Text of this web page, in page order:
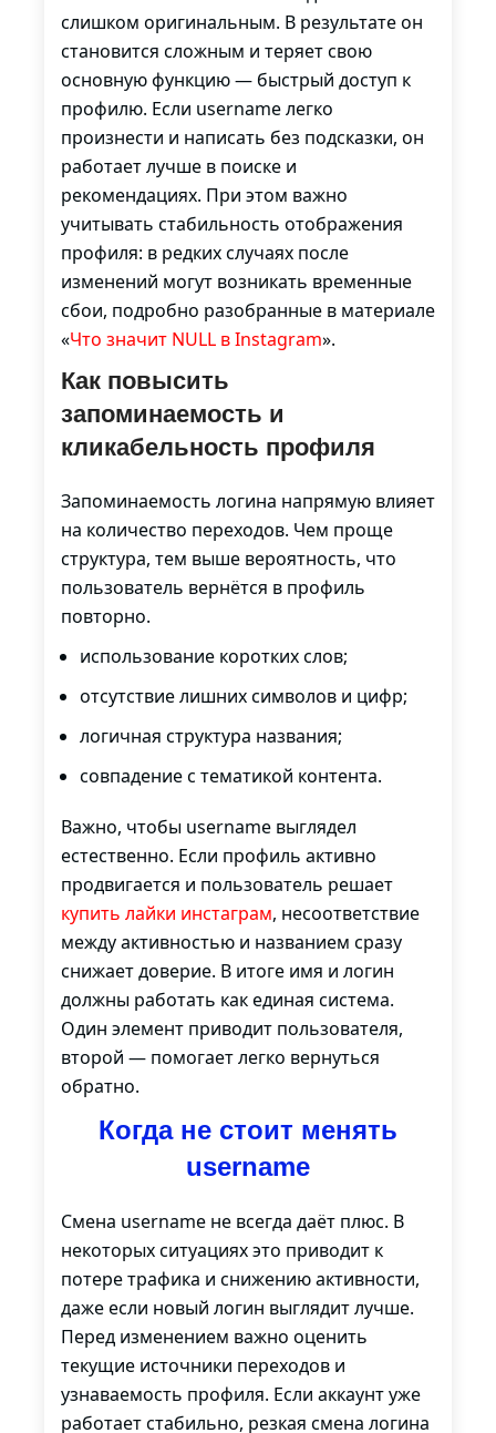
слишком оригинальным. В результате он
становится сложным и теряет свою
основную функцию — быстрый доступ к
профилю. Если username легко
произнести и написать без подсказки, он
работает лучше в поиске и
рекомендациях. При этом важно
учитывать стабильность отображения
профиля: в редких случаях после
изменений могут возникать временные
сбои, подробно разобранные в материале
«Что значит NULL в Instagram».
Как повысить
запоминаемость и
кликабельность профиля
Запоминаемость логина напрямую влияет
на количество переходов. Чем проще
структура, тем выше вероятность, что
пользователь вернётся в профиль
повторно.
использование коротких слов;
отсутствие лишних символов и цифр;
логичная структура названия;
совпадение с тематикой контента.
Важно, чтобы username выглядел
естественно. Если профиль активно
продвигается и пользователь решает
купить лайки инстаграм, несоответствие
между активностью и названием сразу
снижает доверие. В итоге имя и логин
должны работать как единая система.
Один элемент приводит пользователя,
второй — помогает легко вернуться
обратно.
Когда не стоит менять
username
Смена username не всегда даёт плюс. В
некоторых ситуациях это приводит к
потере трафика и снижению активности,
даже если новый логин выглядит лучше.
Перед изменением важно оценить
текущие источники переходов и
узнаваемость профиля. Если аккаунт уже
работает стабильно, резкая смена логина